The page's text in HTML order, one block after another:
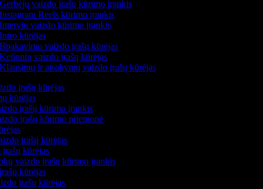
vaizdo įrašų kūrimo įrankis
Reels kūrimo įrankis
vaizdo kūrimo įrankis
kūrėjas
vaizdo įrašų kūrėjas
vaizdo įrašų kūrėjas
ir atsakymų vaizdo įrašų kūrėjas
įrašų kūrėjas
kūrėjas
įrašų kūrimo įrankis
įrašų kūrimo priemonė
įrašų kūrėjas
įrašų kūrėjas
vaizdo įrašų kūrimo įrankis
kūrėjas
įrašų kūrėjas